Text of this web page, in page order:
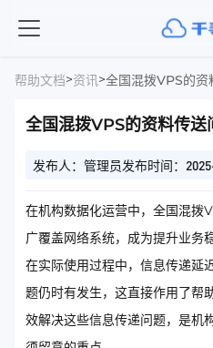
帮助文档>资讯>全国混拨VPS的资
全国混拨VPS的资料传送
发布人：管理员发布时间：
在机构数据化运营中，全国混拨
广覆盖网络系统，成为提升业务
在实际使用过程中，信息传递延
题仍时有发生，这直接作用了帮
效解决这些信息传递问题，是机